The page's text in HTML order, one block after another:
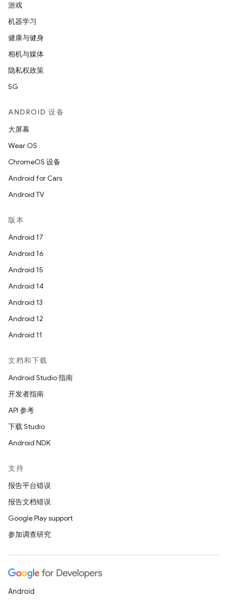
游戏
机器学习
健康与健身
相机与媒体
隐私权政策
5G
ANDROID 设备
大屏幕
Wear OS
ChromeOS 设备
Android for Cars
Android TV
版本
Android 17
Android 16
Android 15
Android 14
Android 13
Android 12
Android 11
文档和下载
Android Studio 指南
开发者指南
API 参考
下载 Studio
Android NDK
支持
报告平台错误
报告文档错误
Google Play support
参加调查研究
Android